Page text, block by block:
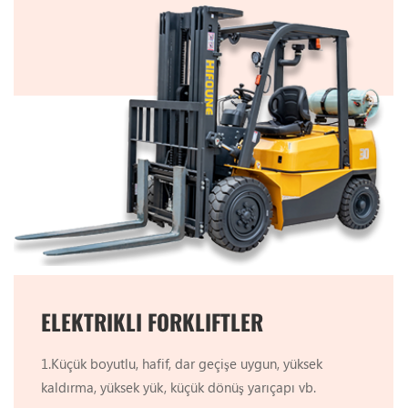
ELEKTRIKLI FORKLIFTLER
1.Küçük boyutlu, hafif, dar geçişe uygun, yüksek
kaldırma, yüksek yük, küçük dönüş yarıçapı vb.